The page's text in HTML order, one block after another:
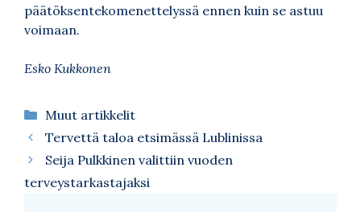
päätöksentekomenettelyssä ennen kuin se astuu
voimaan.
Esko Kukkonen
Kategoriat
Muut artikkelit
Tervettä taloa etsimässä Lublinissa
Seija Pulkkinen valittiin vuoden
terveystarkastajaksi